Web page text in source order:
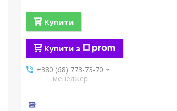
Купити
Купити з
+380 (68) 773-73-70
менеджер